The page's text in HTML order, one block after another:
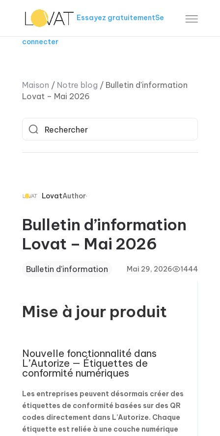
Essayez gratuitementSe
connecter
Maison / Notre blog / Bulletin d'information
Lovat – Mai 2026
LovatAuthor
Bulletin d’information
Lovat – Mai 2026
Bulletin d'information Mai 29, 2026 1444
Mise à jour produit
Nouvelle fonctionnalité dans
L’Autorize — Étiquettes de
conformité numériques
Les entreprises peuvent désormais créer des
étiquettes de conformité basées sur des QR
codes directement dans L’Autorize. Chaque
étiquette est reliée à une couche numérique